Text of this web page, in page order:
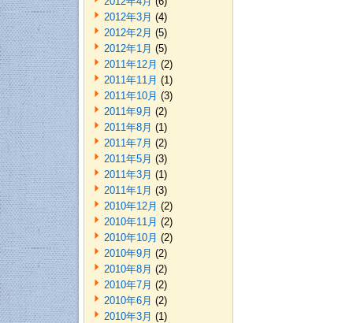
2012年3月 (4)
2012年2月 (5)
2012年1月 (5)
2011年12月 (2)
2011年11月 (1)
2011年10月 (3)
2011年9月 (2)
2011年8月 (1)
2011年7月 (2)
2011年5月 (3)
2011年3月 (1)
2011年1月 (3)
2010年12月 (2)
2010年11月 (2)
2010年10月 (2)
2010年9月 (2)
2010年8月 (2)
2010年7月 (2)
2010年6月 (2)
2010年3月 (1)